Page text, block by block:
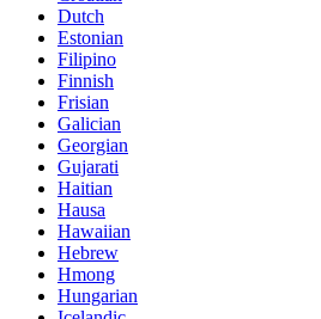
Dutch
Estonian
Filipino
Finnish
Frisian
Galician
Georgian
Gujarati
Haitian
Hausa
Hawaiian
Hebrew
Hmong
Hungarian